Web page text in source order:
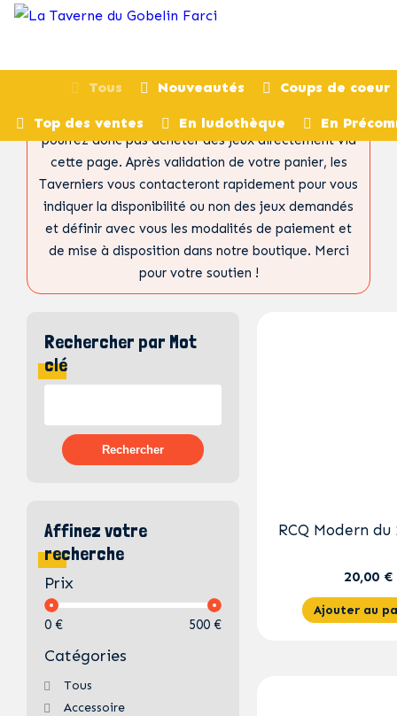
Tous Nouveautés Coups de coeur
Top des ventes En ludothèque En
Ceci n’est pas un site de e-commerce. Vous ne
pourrez donc pas acheter des jeux directement via
cette page. Après validation de votre panier, les
Taverniers vous contacteront rapidement pour vous
indiquer la disponibilité ou non des jeux demandés
et définir avec vous les modalités de paiement et
de mise à disposition dans notre boutique. Merci
pour votre soutien !
Rechercher par Mot
clé
Rechercher
Affinez votre
recherche
Prix
0 € 500 €
Catégories
Tous
Accessoire
RCQ Modern du
20,00 €
Ajouter au